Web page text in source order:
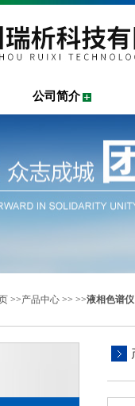
公司简介
>>产品中心 >> >>液相色谱仪